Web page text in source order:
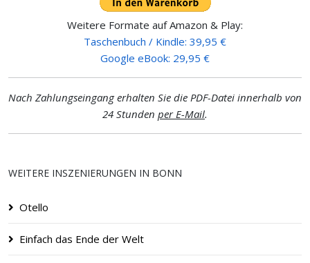
Weitere Formate auf Amazon & Play:
Taschenbuch / Kindle: 39,95 €
Google eBook: 29,95 €
Nach Zahlungseingang erhalten Sie die PDF-Datei innerhalb von
24 Stunden per E-Mail.
WEITERE INSZENIERUNGEN IN BONN
Otello
Einfach das Ende der Welt